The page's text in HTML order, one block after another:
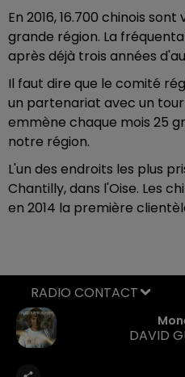
En 2016, 16.700 chinois
grande région. La
après déjà trois années
Il faut dire que le comité
un partenariat avec un
emmène chaque mois 25
notre région.
L'un des endroits les plus
Chantilly, dans l'Oise. Les
en 2014 la première
DAVID